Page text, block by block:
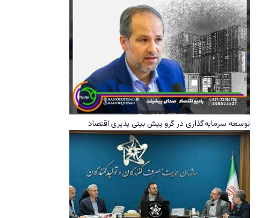
توسعه سرمایه‌گذاری در گرو پیش بینی پذیری اقتصاد